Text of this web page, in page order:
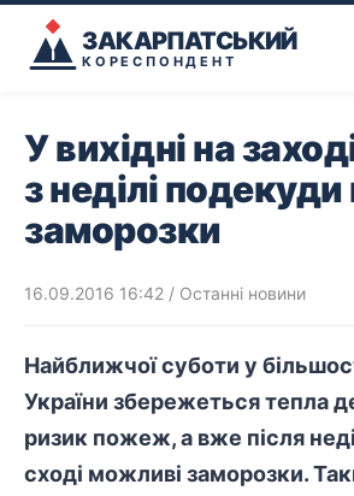
ЗАКАРПАТСЬКИЙ
КОРЕСПОНДЕНТ
У вихідні на
з неділі
заморозки
16.09.2016 16:42 / Останні новини
Найближчої суботи у
України збережеться тепла
ризик пожеж, а вже після
сході можливі заморозки.